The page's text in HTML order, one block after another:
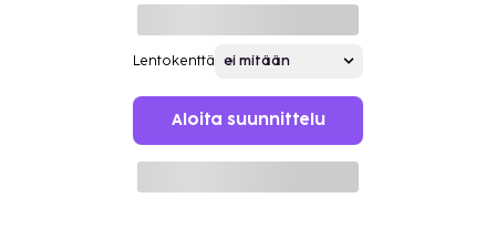
Lentokenttä
Aloita suunnittelu